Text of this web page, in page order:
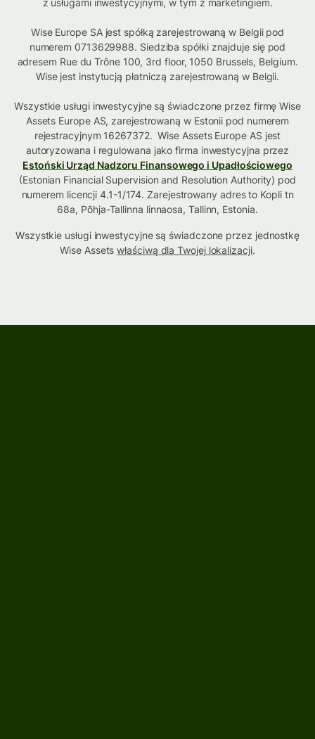
z usługami inwestycyjnymi, w tym z marketingiem.
Wise Europe SA jest spółką zarejestrowaną w Belgii pod
numerem 0713629988. Siedziba spółki znajduje się pod
adresem Rue du Trône 100, 3rd floor, 1050 Brussels, Belgium.
Wise jest instytucją płatniczą zarejestrowaną w Belgii.
Wszystkie usługi inwestycyjne są świadczone przez firmę Wise
Assets Europe AS, zarejestrowaną w Estonii pod numerem
rejestracyjnym 16267372. Wise Assets Europe AS jest
autoryzowana i regulowana jako firma inwestycyjna przez
Estoński Urząd Nadzoru Finansowego i Upadłościowego
(Estonian Financial Supervision and Resolution Authority) pod
numerem licencji 4.1-1/174. Zarejestrowany adres to Kopli tn
68a, Põhja-Tallinna linnaosa, Tallinn, Estonia.
Wszystkie usługi inwestycyjne są świadczone przez jednostkę
Wise Assetswłaściwą dla Twojej lokalizacji.